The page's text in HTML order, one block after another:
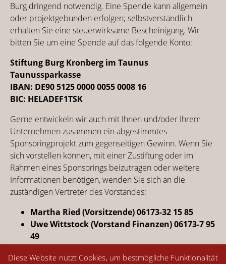
Burg dringend notwendig. Eine Spende kann allgemein
oder projektgebunden erfolgen; selbstverständlich
erhalten Sie eine steuerwirksame Bescheinigung. Wir
bitten Sie um eine Spende auf das folgende Konto:
Stiftung Burg Kronberg im Taunus
Taunussparkasse
IBAN: DE90 5125 0000 0055 0008 16
BIC: HELADEF1TSK
Gerne entwickeln wir auch mit Ihnen und/oder Ihrem
Unternehmen zusammen ein abgestimmtes
Sponsoringprojekt zum gegenseitigen Gewinn. Wenn Sie
sich vorstellen können, mit einer Zustiftung oder im
Rahmen eines Sponsorings beizutragen oder weitere
Informationen benötigen, wenden Sie sich an die
zuständigen Vertreter des Vorstandes:
Martha Ried (Vorsitzende)06173-32 15 85
Uwe Wittstock (Vorstand Finanzen) 06173-7 95
49
Diese Website nutzt Cookies, um bestmögliche Funktionalität